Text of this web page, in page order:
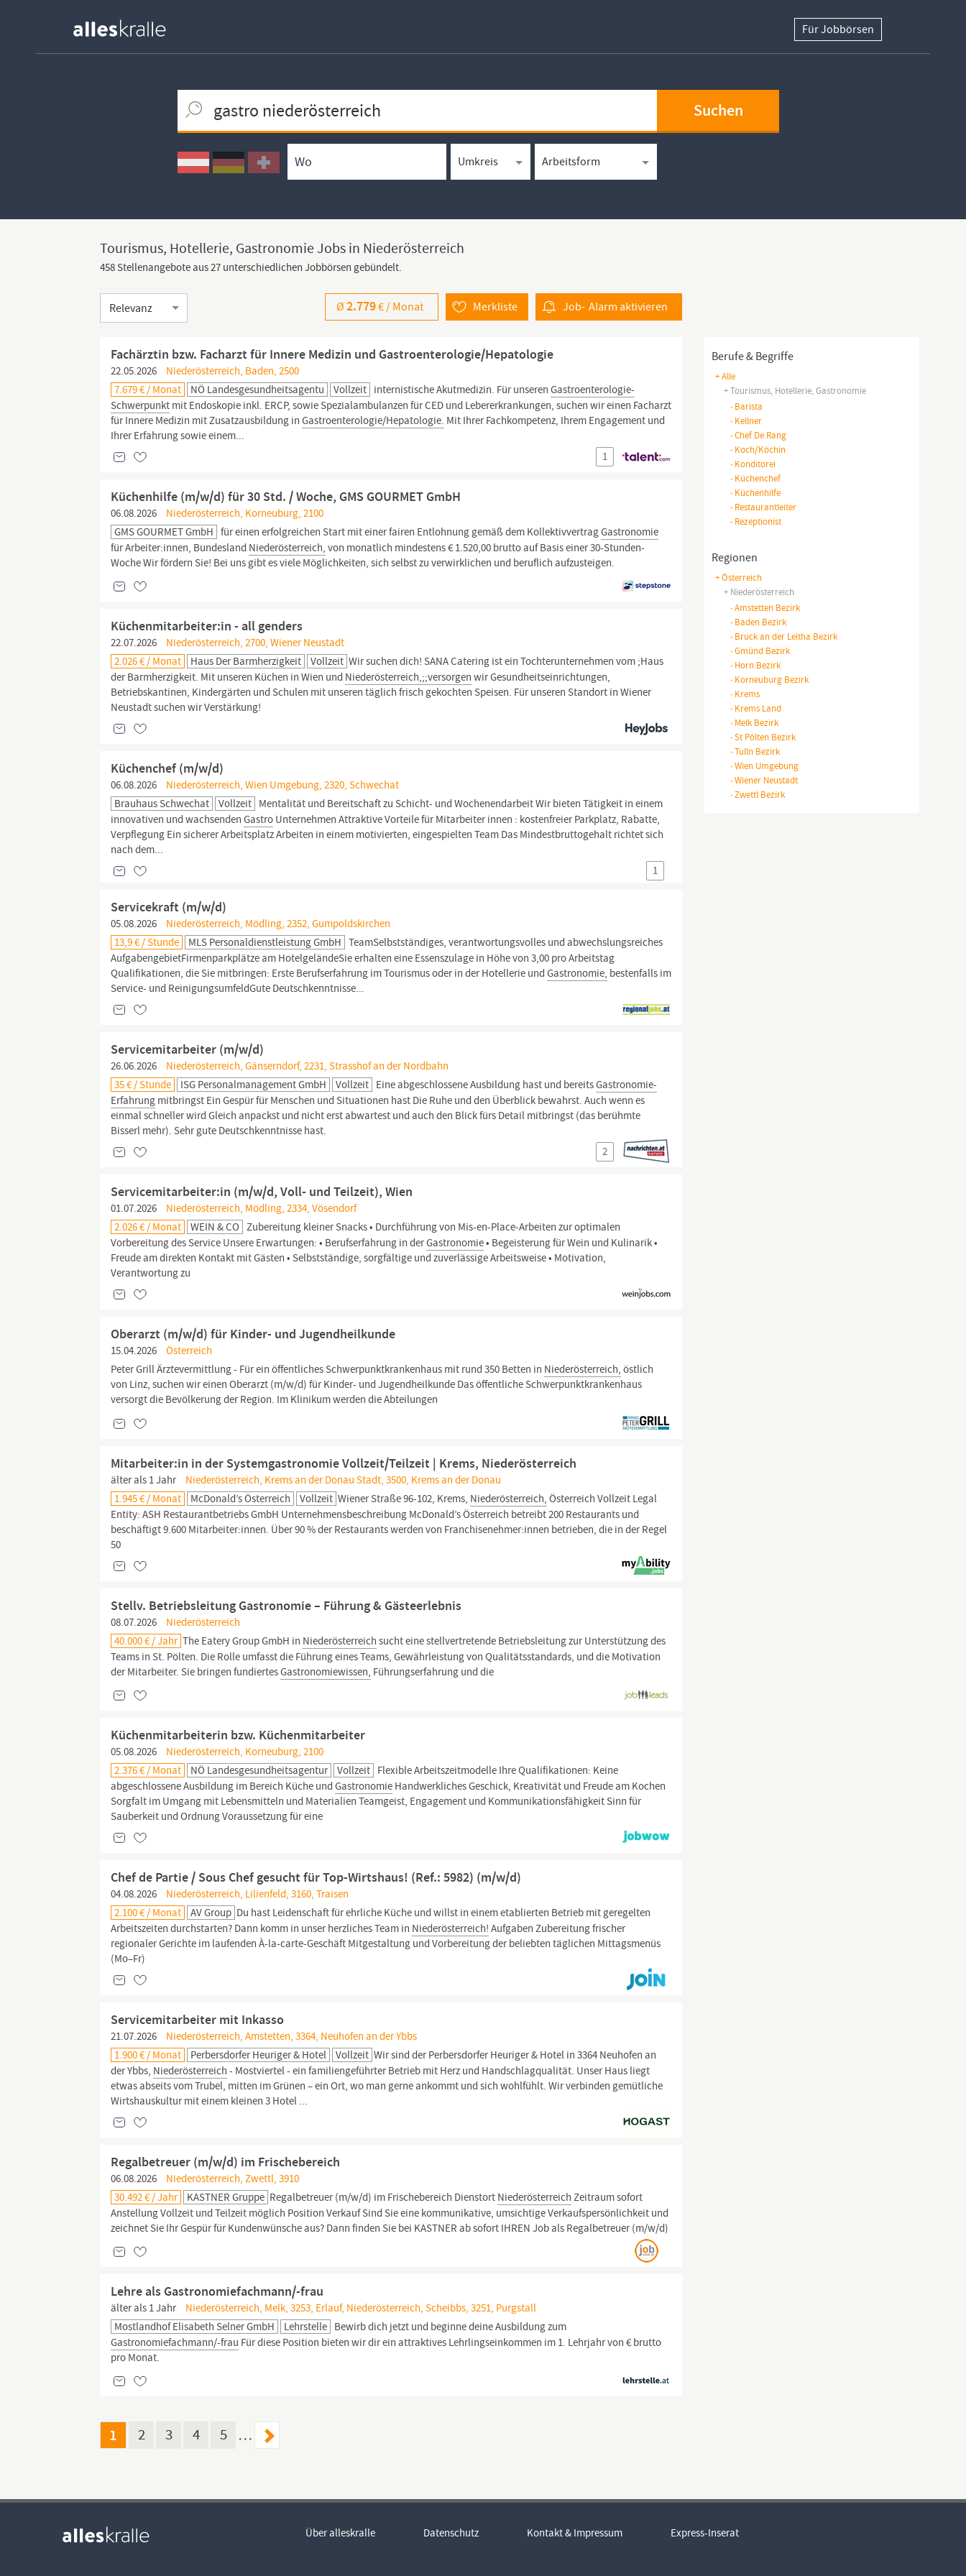
Für Jobbörsen
Ortssuche
Umkreissuche
Arbeitsform
Berufe & Begriffe
+ Alle
+ Tourismus, Hotellerie, Gastronomie
-Barista
-Kellner
-Chef De Rang
-Koch/köchin
-Konditorei
-Küchenchef
-Küchenhilfe
-Restaurantleiter
-Rezeptionist
Regionen
+ Österreich
+ Niederösterreich
-Amstetten Bezirk
-Baden Bezirk
-Bruck an der Leitha Bezirk
-Gmünd Bezirk
-Horn Bezirk
-Korneuburg Bezirk
-Krems
-Krems Land
-Melk Bezirk
-St Pölten Bezirk
-Tulln Bezirk
-Wien Umgebung
-Wiener Neustadt
-Zwettl Bezirk
Tourismus, Hotellerie, Gastronomie Jobs in Niederösterreich
458 Stellenangebote aus 27 unterschiedlichen Jobbörsen gebündelt.
Sortierung Job- Alarmaktivieren
Merkliste
Ø2.779€ / Monat
Fachärztin bzw. Facharzt für Innere Medizin und Gastroenterologie/Hepatologie
22.05.2026
Niederösterreich, Baden, 2500
7.679 € / Monat
NÖ Landesgesundheitsagentu Vollzeit internistische Akutmedizin. Für unserenGastroenterologie-
Schwerpunkt mit Endoskopie inkl. ERCP, sowie Spezialambulanzen für CED und Lebererkrankungen, suchen wir einen Facharzt
für Innere Medizin mit Zusatzausbildung inGastroenterologie/Hepatologie. Mit Ihrer Fachkompetenz, Ihrem Engagement und
Ihrer Erfahrung sowie einem...
1
Küchenhilfe (m/w/d) für 30 Std. / Woche, GMS GOURMET GmbH
06.08.2026
Niederösterreich, Korneuburg, 2100
GMS GOURMET GmbH für einen erfolgreichen Start mit einer fairen Entlohnung gemäß dem KollektivvertragGastronomie
für Arbeiter:innen, Bundesland Niederösterreich, von monatlich mindestens € 1.520,00 brutto auf Basis einer 30-Stunden-
Woche Wir fördern Sie! Bei uns gibt es viele Möglichkeiten, sich selbst zu verwirklichen und beruflich aufzusteigen.
Küchenmitarbeiter:in - all genders
22.07.2026
Niederösterreich, 2700, Wiener Neustadt
2.026 € / Monat
Haus Der Barmherzigkeit Vollzeit Wir suchen dich! SANA Catering ist ein Tochterunternehmen vom ;Haus
der Barmherzigkeit. Mit unseren Küchen in Wien und Niederösterreich,;;versorgen wir Gesundheitseinrichtungen,
Betriebskantinen, Kindergärten und Schulen mit unseren täglich frisch gekochten Speisen. Für unseren Standort in Wiener
Neustadt suchen wir Verstärkung!
Küchenchef (m/w/d)
06.08.2026
Niederösterreich, Wien Umgebung, 2320, Schwechat
Brauhaus Schwechat
Vollzeit Mentalität und Bereitschaft zu Schicht- und Wochenendarbeit Wir bieten Tätigkeit in einem
innovativen und wachsendenGastro Unternehmen Attraktive Vorteile für Mitarbeiter innen : kostenfreier Parkplatz, Rabatte,
Verpflegung Ein sicherer Arbeitsplatz Arbeiten in einem motivierten, eingespielten Team Das Mindestbruttogehalt richtet sich
nach dem...
1
Servicekraft (m/w/d)
05.08.2026
Niederösterreich, Mödling, 2352, Gumpoldskirchen
13,9 € / Stunde
MLS Personaldienstleistung GmbH TeamSelbstständiges, verantwortungsvolles und abwechslungsreiches
AufgabengebietFirmenparkplätze am HotelgeländeSie erhalten eine Essenszulage in Höhe von 3,00 pro Arbeitstag
Qualifikationen, die Sie mitbringen: Erste Berufserfahrung im Tourismus oder in der Hotellerie undGastronomie, bestenfalls im
Service- und ReinigungsumfeldGute Deutschkenntnisse...
Servicemitarbeiter (m/w/d)
26.06.2026
Niederösterreich, Gänserndorf, 2231, Strasshof an der Nordbahn
35 € / Stunde
ISG Personalmanagement GmbH Vollzeit Eine abgeschlossene Ausbildung hast und bereitsGastronomie-
Erfahrung mitbringst Ein Gespür für Menschen und Situationen hast Die Ruhe und den Überblick bewahrst. Auch wenn es
einmal schneller wird Gleich anpackst und nicht erst abwartest und auch den Blick fürs Detail mitbringst (das berühmte
Bisserl mehr). Sehr gute Deutschkenntnisse hast.
2
Servicemitarbeiter:in (m/w/d, Voll- und Teilzeit), Wien
01.07.2026
Niederösterreich, Mödling, 2334, Vösendorf
2.026 € / Monat
WEIN & CO Zubereitung kleiner Snacks • Durchführung von Mis-en-Place-Arbeiten zur optimalen
Vorbereitung des Service Unsere Erwartungen: • Berufserfahrung in derGastronomie• Begeisterung für Wein und Kulinarik •
Freude am direkten Kontakt mit Gästen • Selbstständige, sorgfältige und zuverlässige Arbeitsweise • Motivation,
Verantwortung zu
Oberarzt (m/w/d) für Kinder- und Jugendheilkunde
15.04.2026
Österreich
Peter Grill Ärztevermittlung - Für ein öffentliches Schwerpunktkrankenhaus mit rund 350 Betten in Niederösterreich, östlich
von Linz, suchen wir einen Oberarzt (m/w/d) für Kinder- und Jugendheilkunde Das öffentliche Schwerpunktkrankenhaus
versorgt die Bevölkerung der Region. Im Klinikum werden die Abteilungen
Mitarbeiter:in in der Systemgastronomie Vollzeit/Teilzeit | Krems, Niederösterreich
älter als 1 Jahr
Niederösterreich, Krems an der Donau Stadt, 3500, Krems an der Donau
1.945 € / Monat
McDonald’s Österreich Vollzeit Wiener Straße 96-102, Krems, Niederösterreich, Österreich Vollzeit Legal
Entity: ASH Restaurantbetriebs GmbH Unternehmensbeschreibung McDonald’s Österreich betreibt 200 Restaurants und
beschäftigt 9.600 Mitarbeiter:innen. Über 90 % der Restaurants werden von Franchisenehmer:innen betrieben, die in der Regel
50
Stellv. Betriebsleitung Gastronomie – Führung & Gästeerlebnis
08.07.2026
Niederösterreich
40.000 € / Jahr The Eatery Group GmbH in Niederösterreich sucht eine stellvertretende Betriebsleitung zur Unterstützung des
Teams in St. Pölten. Die Rolle umfasst die Führung eines Teams, Gewährleistung von Qualitätsstandards, und die Motivation
der Mitarbeiter. Sie bringen fundiertesGastronomiewissen, Führungserfahrung und die
Küchenmitarbeiterin bzw. Küchenmitarbeiter
05.08.2026
Niederösterreich, Korneuburg, 2100
2.376 € / Monat
NÖ Landesgesundheitsagentur Vollzeit Flexible Arbeitszeitmodelle Ihre Qualifikationen: Keine
abgeschlossene Ausbildung im Bereich Küche undGastronomie Handwerkliches Geschick, Kreativität und Freude am Kochen
Sorgfalt im Umgang mit Lebensmitteln und Materialien Teamgeist, Engagement und Kommunikationsfähigkeit Sinn für
Sauberkeit und Ordnung Voraussetzung für eine
Chef de Partie / Sous Chef gesucht für Top-Wirtshaus! (Ref.: 5982) (m/w/d)
04.08.2026
Niederösterreich, Lilienfeld, 3160, Traisen
2.100 € / Monat
AV Group Du hast Leidenschaft für ehrliche Küche und willst in einem etablierten Betrieb mit geregelten
Arbeitszeiten durchstarten? Dann komm in unser herzliches Team in Niederösterreich! Aufgaben Zubereitung frischer
regionaler Gerichte im laufenden À-la-carte-Geschäft Mitgestaltung und Vorbereitung der beliebten täglichen Mittagsmenüs
(Mo–Fr)
Servicemitarbeiter mit Inkasso
21.07.2026
Niederösterreich, Amstetten, 3364, Neuhofen an der Ybbs
1.900 € / Monat
Perbersdorfer Heuriger & Hotel Vollzeit Wir sind der Perbersdorfer Heuriger & Hotel in 3364 Neuhofen an
der Ybbs, Niederösterreich - Mostviertel - ein familiengeführter Betrieb mit Herz und Handschlagqualität. Unser Haus liegt
etwas abseits vom Trubel, mitten im Grünen – ein Ort, wo man gerne ankommt und sich wohlfühlt. Wir verbinden gemütliche
Wirtshauskultur mit einem kleinen 3 Hotel ...
Regalbetreuer (m/w/d) im Frischebereich
06.08.2026
Niederösterreich, Zwettl, 3910
30.492 € / Jahr
KASTNER Gruppe Regalbetreuer (m/w/d) im Frischebereich Dienstort Niederösterreich Zeitraum sofort
Anstellung Vollzeit und Teilzeit möglich Position Verkauf Sind Sie eine kommunikative, umsichtige Verkaufspersönlichkeit und
zeichnet Sie Ihr Gespür für Kundenwünsche aus? Dann finden Sie bei KASTNER ab sofort IHREN Job als Regalbetreuer (m/w/d)
Lehre als Gastronomiefachmann/-frau
älter als 1 Jahr
Niederösterreich, Melk, 3253, Erlauf, Niederösterreich, Scheibbs, 3251, Purgstall
Mostlandhof Elisabeth Selner GmbH
Lehrstelle Bewirb dich jetzt und beginne deine Ausbildung zum
Gastronomiefachmann/-frau Für diese Position bieten wir dir ein attraktives Lehrlingseinkommen im 1. Lehrjahr von € brutto
pro Monat.
1 2 3 4 5 …
Über alleskralle Datenschutz Kontakt & Impressum Express-Inserat